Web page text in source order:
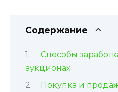
Содержание
Способы
аукционах
Покупка и